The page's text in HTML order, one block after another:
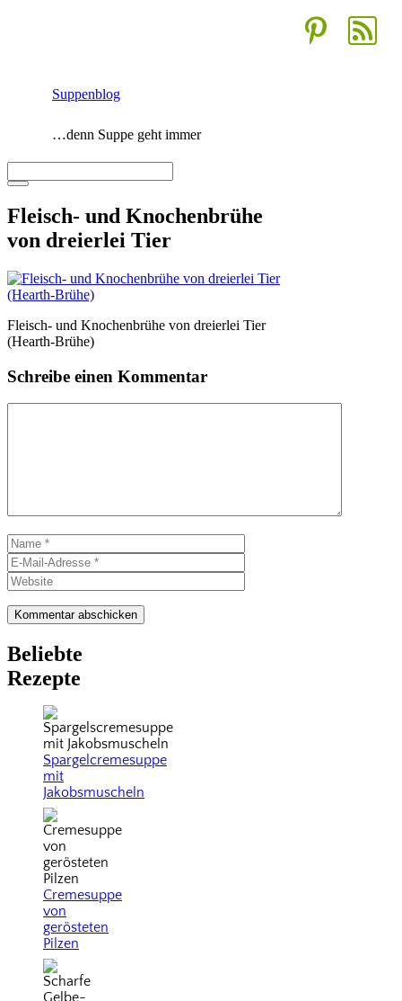
Suppenblog
…denn Suppe geht immer
Menü
Fleisch- und Knochenbrühe
von dreierlei Tier
Fleisch- und Knochenbrühe von dreierlei Tier
(Hearth-Brühe)
Schreibe einen Kommentar
Name
Mail-
Adresse
Beliebte
Rezepte
Spargelcremesuppe
mit
Jakobsmuscheln
Cremesuppe
von
gerösteten
Pilzen